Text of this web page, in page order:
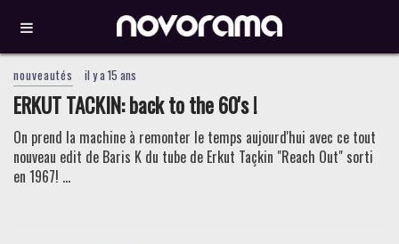
nouveautés il y a 15 ans
ERKUT TACKIN: back to the 60's !
On prend la machine à remonter le temps aujourd'hui avec ce tout
nouveau edit de Baris K du tube de Erkut Taçkin "Reach Out" sorti
en 1967! ...